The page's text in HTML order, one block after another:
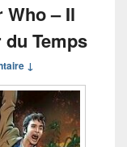
– Il
Temps
↓